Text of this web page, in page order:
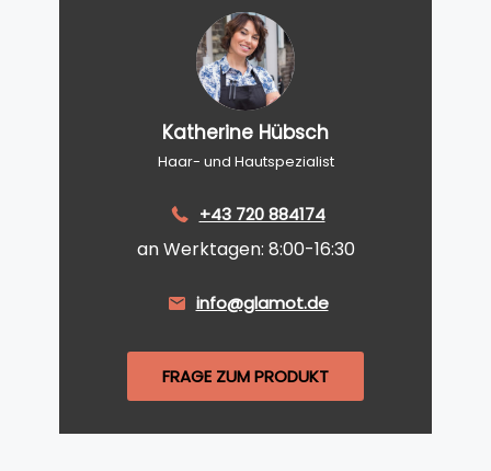
Katherine Hübsch
Haar- und Hautspezialist
+43 720 884174
an Werktagen: 8:00-16:30
info@glamot.de
FRAGE ZUM PRODUKT